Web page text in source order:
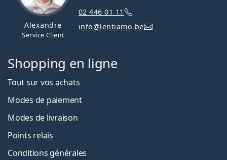
Alexandre
Service Client
02 446 01 11
info@lentiamo.be
Shopping en ligne
Tout sur vos achats
Modes de paiement
Modes de livraison
Points relais
Conditions générales